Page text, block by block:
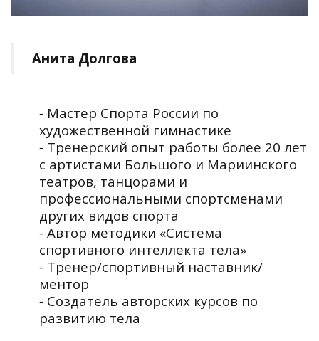
Анита Долгова
⁃ Мастер Спорта России по
художественной гимнастике
⁃ Тренерский опыт работы более 20 лет
с артистами Большого и Мариинского
театров, танцорами и
профессиональными спортсменами
других видов спорта
⁃ Автор методики «Система
спортивного интеллекта тела»
⁃ Тренер/спортивный наставник/
ментор
⁃ Создатель авторских курсов по
развитию тела